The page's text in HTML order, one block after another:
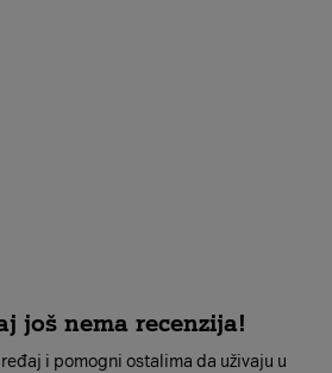
još nema recenzija!
i pomogni ostalima da uživaju u